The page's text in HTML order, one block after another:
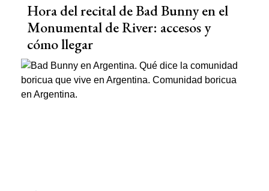
Hora del recital de Bad Bunny en el
Monumental de River: accesos y
cómo llegar